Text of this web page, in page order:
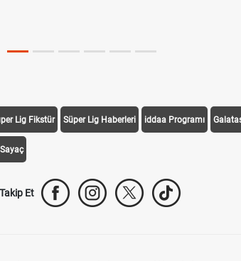
Lig Fikstür Süper Lig Haberleri iddaa Programı
Takip Et